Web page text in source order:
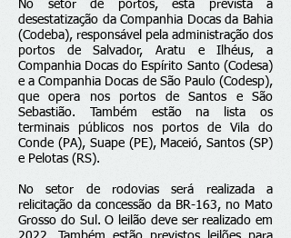
No setor de portos, está prevista a
desestatização da Companhia Docas da Bahia
(Codeba), responsável pela administração dos
portos de Salvador, Aratu e Ilhéus, a
Companhia Docas do Espírito Santo (Codesa)
e a Companhia Docas de São Paulo (Codesp),
que opera nos portos de Santos e São
Sebastião. Também estão na lista os
terminais públicos nos portos de Vila do
Conde (PA), Suape (PE), Maceió, Santos (SP)
e Pelotas (RS).
No setor de rodovias será realizada a
relicitação da concessão da BR-163, no Mato
Grosso do Sul. O leilão deve ser realizado em